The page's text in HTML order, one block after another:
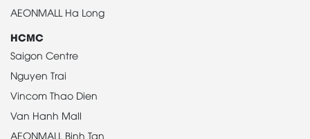
AEONMALL Ha Long
HCMC
Saigon Centre
Nguyen Trai
Vincom Thao Dien
Van Hanh Mall
AEONMALL Binh Tan